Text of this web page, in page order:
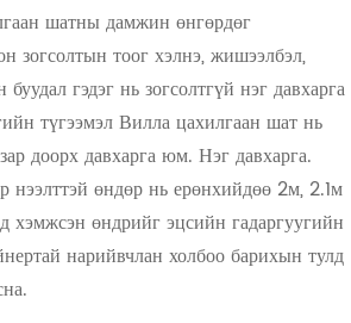
шатны дамжин өнгөрдөг
зогсолтын тоог хэлнэ, жишээлбэл,
гэдэг нь зогсолтгүй нэг давхарга
түгээмэл Вилла цахилгаан шат нь
доорх давхарга юм. Нэг давхарга.
нээлттэй өндөр нь ерөнхийдөө 2м, 2.1м
хэмжсэн өндрийг эцсийн гадаргуугийн
нарийвчлан холбоо барихын тулд